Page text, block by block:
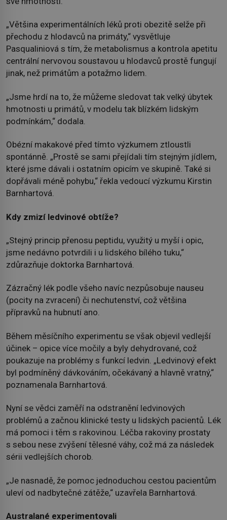
„Většina experimentálních léků proti obezitě selže při
přechodu z hlodavců na primáty,“ vysvětluje
Pasqualiniová s tím, že metabolismus a kontrola apetitu
centrální nervovou soustavou u hlodavců prostě fungují
jinak, než primátům a potažmo lidem.
„Jsme hrdí na to, že můžeme sledovat tak velký úbytek
hmotnosti u primátů, v modelu tak blízkém lidským
podmínkám,“ dodala.
Obézní makakové před tímto výzkumem ztloustli
spontánně. „Prostě se sami přejídali tím stejným jídlem,
které jsme dávali i ostatním opicím ve skupině. Také si
dopřávali méně pohybu,“ řekla vedoucí výzkumu Kirstin
Barnhartová.
Kdy zmizí ledvinové obtíže?
„Stejný princip přenosu peptidu, využitý u myší i opic,
jsme nedávno potvrdili i u lidského bílého tuku,“
zdůrazňuje doktorka Barnhartová.
Zázračný lék podle všeho navíc nezpůsobuje nauseu
(pocity na zvracení) či nechutenství, což většina
přípravků na hubnutí ano.
Během měsíčního experimentu se však objevil vedlejší
účinek – opice více močily a byly dehydrované, což
poukazuje na problémy s funkcí ledvin. „Ledvinový efekt
byl podmíněný dávkováním, očekávaný a hlavně vratný,“
poznamenala Barnhartová.
Nyní se vědci zaměří na odstranění ledvinových
problémů a začnou klinické testy u lidských pacientů. Lék
má pomoci i těm s rakovinou. Léčba rakoviny prostaty
s sebou nese zvýšení tělesné váhy, což má za následek
sérii vedlejších chorob.
„Je nasnadě, že pomoc jednoduchou cestou pacientům
uleví od nadbytečné zátěže,“ uzavřela Barnhartová.
Australané experimentovali